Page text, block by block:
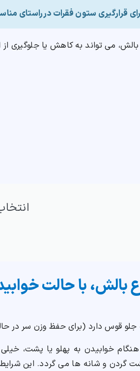
قرارگیری ستون فقرات درراستای
می تواند به کاهش یا جلوگیری از
بالش، با حالت
قوس دارد (برای حفظ وزن سر در
هنگام خوابیدن به پهلو یا پشت،
گردن و شانه ها می گردد. این